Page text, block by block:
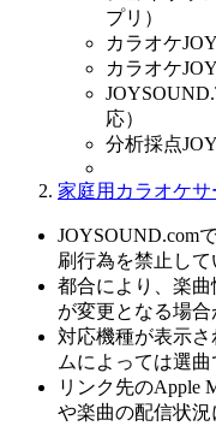
プリ）
カラオケ
カラオケ
応）
分析採点
家庭用カラオケサ
JOYSOUND.com
刷行為を禁止して
都合により、楽
が変更となる場合
対応機種が表示
ムによっては選曲
リンク先のApple
や楽曲の配信状